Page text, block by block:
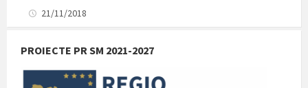
21/11/2018
PROIECTE PR SM 2021-2027